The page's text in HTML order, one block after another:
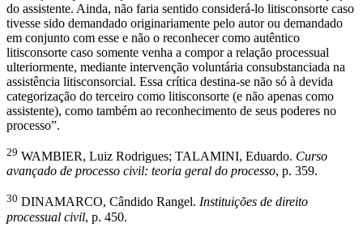
do assistente. Ainda, não faria sentido considerá-lo litisconsorte caso
tivesse sido demandado originariamente pelo autor ou demandado
em conjunto com esse e não o reconhecer como autêntico
litisconsorte caso somente venha a compor a relação processual
ulteriormente, mediante intervenção voluntária consubstanciada na
assistência litisconsorcial. Essa crítica destina-se não só à devida
categorização do terceiro como litisconsorte (e não apenas como
assistente), como também ao reconhecimento de seus poderes no
processo”.
29 WAMBIER, Luiz Rodrigues; TALAMINI, Eduardo. Curso
avançado de processo civil: teoria geral do processo, p. 359.
30 DINAMARCO, Cândido Rangel. Instituições de direito
processual civil, p. 450.